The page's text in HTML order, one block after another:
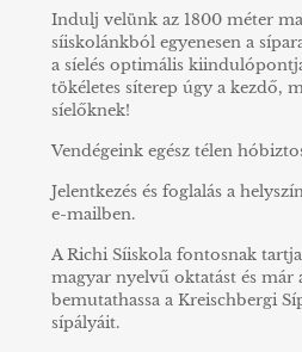
Indulj velünk az 1800 méter
síiskolánkból egyenesen a
a síelés optimális
tökéletes síterep úgy a kezdő,
síelőknek!
Vendégeink egész télen
Jelentkezés és foglalás a
e-mailben.
A Richi Síiskola fontosnak
magyar nyelvű oktatást és már
bemutathassa a Kreischbergi
sípályáit.